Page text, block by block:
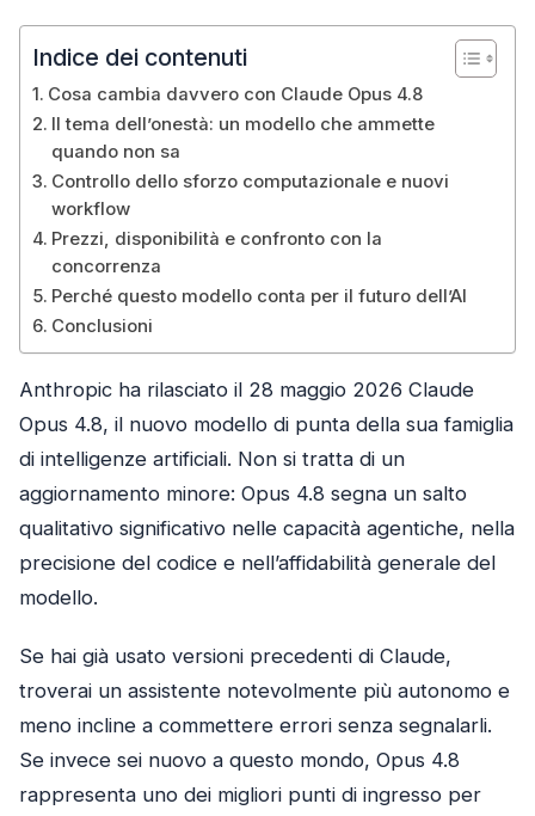
Indice dei contenuti
Cosa cambia davvero con Claude Opus 4.8
Il tema dell’onestà: un modello che ammette
quando non sa
Controllo dello sforzo computazionale e nuovi
workflow
Prezzi, disponibilità e confronto con la
concorrenza
Perché questo modello conta per il futuro dell’AI
Conclusioni
Anthropic ha rilasciato il 28 maggio 2026 Claude
Opus 4.8, il nuovo modello di punta della sua famiglia
di intelligenze artificiali. Non si tratta di un
aggiornamento minore: Opus 4.8 segna un salto
qualitativo significativo nelle capacità agentiche, nella
precisione del codice e nell’affidabilità generale del
modello.
Se hai già usato versioni precedenti di Claude,
troverai un assistente notevolmente più autonomo e
meno incline a commettere errori senza segnalarli.
Se invece sei nuovo a questo mondo, Opus 4.8
rappresenta uno dei migliori punti di ingresso per